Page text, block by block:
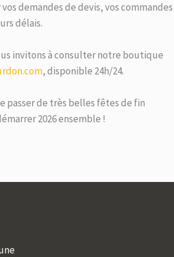
demandes de devis, vos commandes
délais.
invitons à consulter notre boutique
, disponible 24h/24.
passer de très belles fêtes de fin
2026 ensemble !